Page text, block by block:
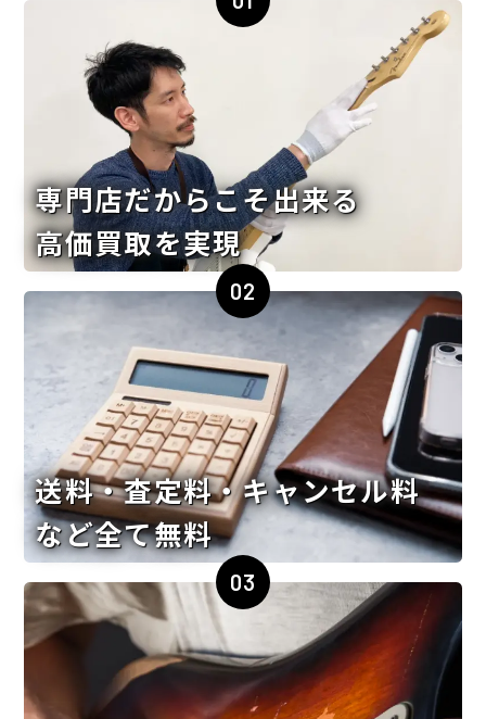
専門店だからこそ出来る
高価買取を実現
02
送料・査定料・キャンセル料
など全て無料
03